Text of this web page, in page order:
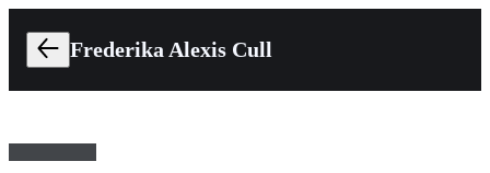
Frederika Alexis Cull